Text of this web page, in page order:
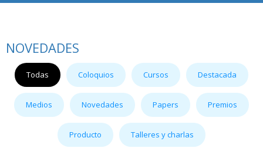
NOVEDADES
Todas Coloquios Cursos Destacada
Medios Novedades Papers Premios
Producto Talleres y charlas